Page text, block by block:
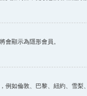
會顯示為隱形會員。
例如倫敦、巴黎、紐約、雪梨